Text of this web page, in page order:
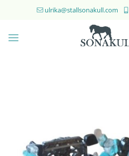
ulrika@stallsonakull.com